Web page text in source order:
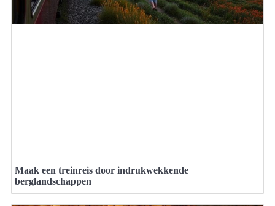
Maak een treinreis door indrukwekkende
berglandschappen